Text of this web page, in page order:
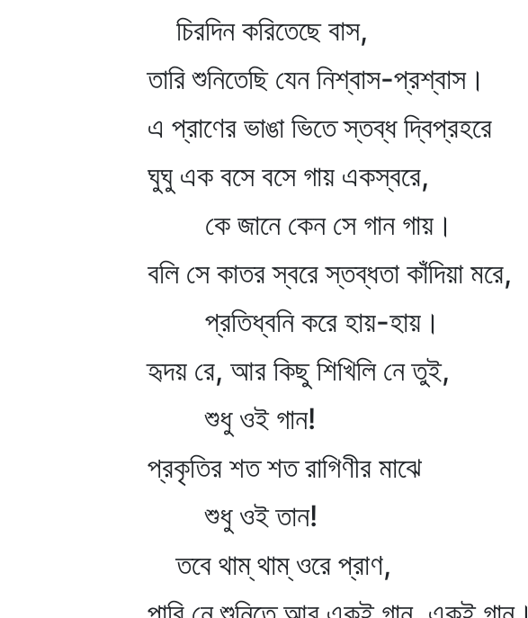
চিরদিন করিতেছে বাস,
তারি শুনিতেছি যেন নিশ্বাস-প্রশ্বাস।
এ প্রাণের ভাঙা ভিতে স্তব্ধ দ্বিপ্রহরে
ঘুঘু এক বসে বসে গায় একস্বরে,
কে জানে কেন সে গান গায়।
বলি সে কাতর স্বরে স্তব্ধতা কাঁদিয়া মরে,
প্রতিধ্বনি করে হায়-হায়।
হৃদয় রে, আর কিছু শিখিলি নে তুই,
শুধু ওই গান!
প্রকৃতির শত শত রাগিণীর মাঝে
শুধু ওই তান!
তবে থাম্‌ থাম্‌ ওরে প্রাণ,